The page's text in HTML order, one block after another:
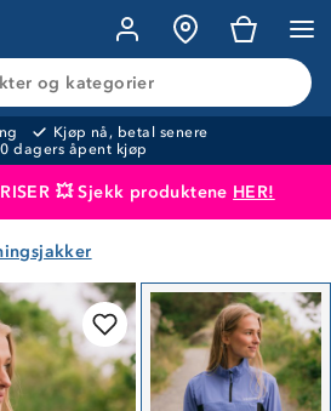
og kategorier
Kjøp nå, betal senere
dagers åpent kjøp
💥 Sjekk produktene HER!
lagt i handlekurven